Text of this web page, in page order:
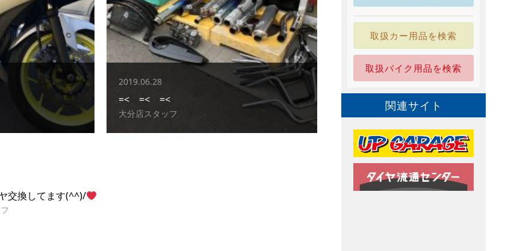
2019.06.28
=< =< =<
大分店スタッフ
交換してます(^^)/
取扱カー用品を検索
取扱バイク用品を検索
関連サイト